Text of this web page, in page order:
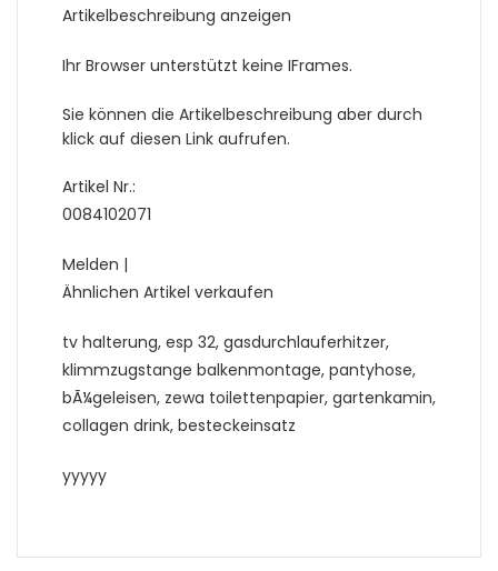
Artikelbeschreibung anzeigen
Ihr Browser unterstützt keine IFrames.
Sie können die Artikelbeschreibung aber durch
klick auf diesen Link aufrufen.
Artikel Nr.:
0084102071
Melden |
Ähnlichen Artikel verkaufen
tv halterung, esp 32, gasdurchlauferhitzer,
klimmzugstange balkenmontage, pantyhose,
bÃ¼geleisen, zewa toilettenpapier, gartenkamin,
collagen drink, besteckeinsatz
yyyyy